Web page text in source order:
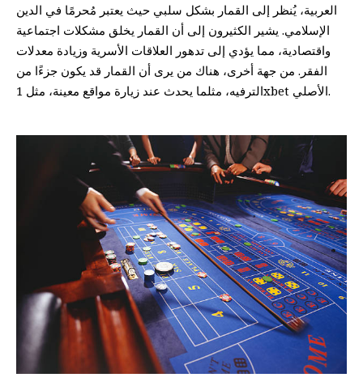
العربية، يُنظر إلى القمار بشكل سلبي حيث يعتبر مُحرمًا في الدين
الإسلامي. يشير الكثيرون إلى أن القمار يخلق مشكلات اجتماعية
واقتصادية، مما يؤدي إلى تدهور العلاقات الأسرية وزيادة معدلات
الفقر. من جهة أخرى، هناك من يرى أن القمار قد يكون جزءًا من
الترفيه، مثلما يحدث عند زيارة مواقع معينة، مثل
1xbet الأصلي.